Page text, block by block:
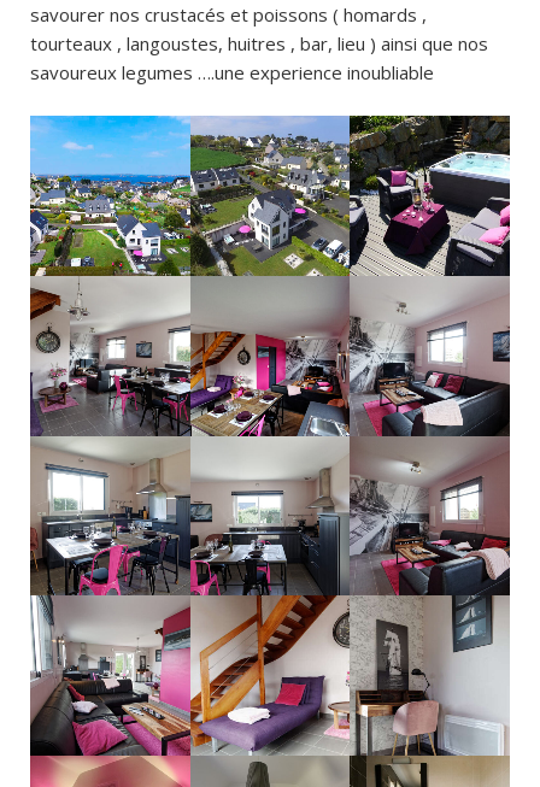
savourer nos crustacés et poissons ( homards ,
tourteaux , langoustes, huitres , bar, lieu ) ainsi que nos
savoureux legumes ….une experience inoubliable